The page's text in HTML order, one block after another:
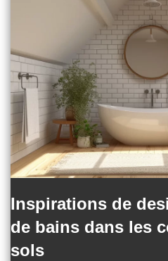
Inspirations de
de bains dans les
sols